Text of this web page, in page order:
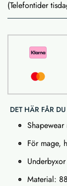
(Telefontider
DET HÄR FÅR DU
För mage,
Material: